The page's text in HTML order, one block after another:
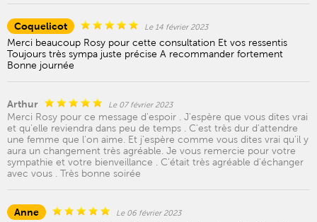
Coquelicot Le 14 février 2023
Merci beaucoup Rosy pour cette consultation Et vos ressentis
Toujours très sympa juste précise A recommander fortement
Bonne journée
Arthur Le 07 février 2023
Merci Rosy pour ce message d'espoir . J'espère que vous dites vrai
et qu'elle reviendra dans peu de temps . C'est très dur d'attendre
une femme que l'on aime. Et j'espère comme vous dites vrai qu'il y
aura un changement très agréable. Je vous remercie pour votre
sympathie et votre bienveillance . C'était très agréable d'échanger
avec vous . Très bonne soirée
Anne Le 06 février 2023